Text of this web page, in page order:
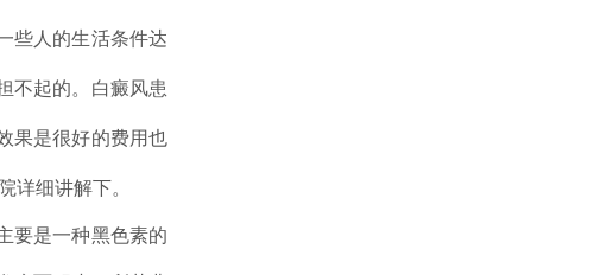
些人的生活条件达
不起的。白癜风患
果是很好的费用也
详细讲解下。
是一种黑色素的